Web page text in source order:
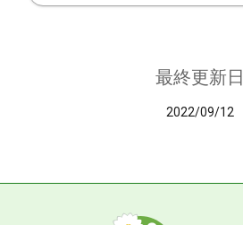
最終更新日
2022/09/12